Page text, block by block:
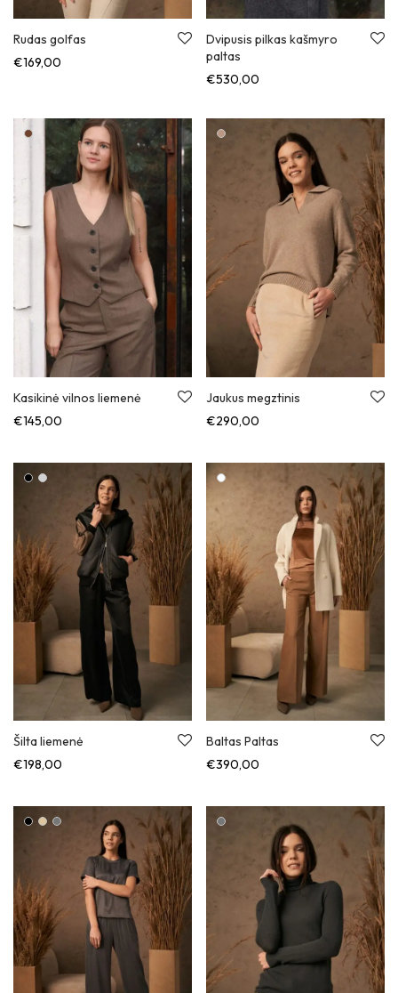
Rudas golfas
€169,00
Dvipusis pilkas kašmyro
paltas
€530,00
Kasikinė vilnos liemenė
€145,00
Jaukus megztinis
€290,00
Šilta liemenė
€198,00
Baltas Paltas
€390,00